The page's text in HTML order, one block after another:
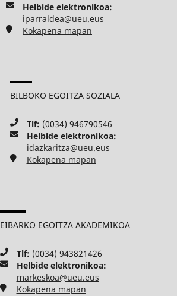
Helbide elektronikoa:
iparraldea@ueu.eus
Kokapena mapan
BILBOKO EGOITZA SOZIALA
Tlf: (0034) 946790546
Helbide elektronikoa:
idazkaritza@ueu.eus
Kokapena mapan
EIBARKO EGOITZA AKADEMIKOA
Tlf: (0034) 943821426
Helbide elektronikoa:
markeskoa@ueu.eus
Kokapena mapan